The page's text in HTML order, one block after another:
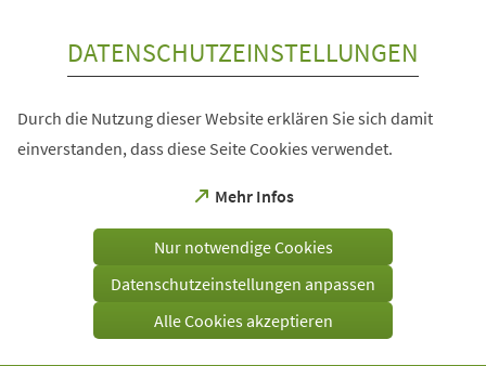
DATENSCHUTZEINSTELLUNGEN
Durch die Nutzung dieser Website erklären Sie sich damit
einverstanden, dass diese Seite Cookies verwendet.
Mehr Infos
(Öffnet
einem
Tab)
Nur notwendige Cookies
Datenschutzeinstellungen anpassen
Alle Cookies akzeptieren